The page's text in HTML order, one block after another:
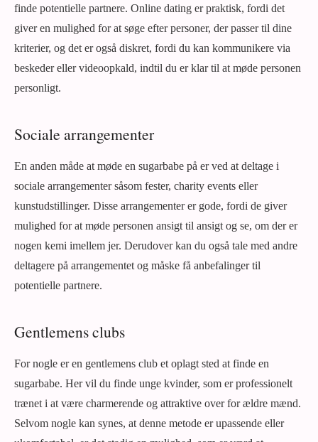
finde potentielle partnere. Online dating er praktisk, fordi det
giver en mulighed for at søge efter personer, der passer til dine
kriterier, og det er også diskret, fordi du kan kommunikere via
beskeder eller videoopkald, indtil du er klar til at møde personen
personligt.
Sociale arrangementer
En anden måde at møde en sugarbabe på er ved at deltage i
sociale arrangementer såsom fester, charity events eller
kunstudstillinger. Disse arrangementer er gode, fordi de giver
mulighed for at møde personen ansigt til ansigt og se, om der er
nogen kemi imellem jer. Derudover kan du også tale med andre
deltagere på arrangementet og måske få anbefalinger til
potentielle partnere.
Gentlemens clubs
For nogle er en gentlemens club et oplagt sted at finde en
sugarbabe. Her vil du finde unge kvinder, som er professionelt
trænet i at være charmerende og attraktive over for ældre mænd.
Selvom nogle kan synes, at denne metode er upassende eller